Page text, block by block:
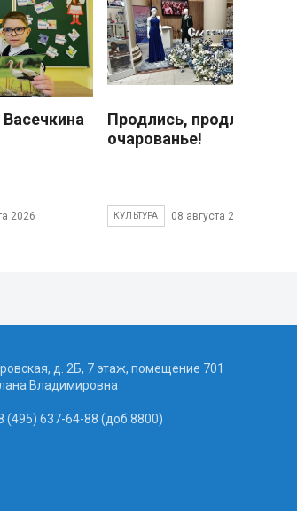
2026
Продлись, продлись
очарованье!
КУЛЬТУРА 08 августа 2026
д. 2Б, 7 этаж, помещение 701
Владимировна
(495) 637-64-88 (доб.8800)